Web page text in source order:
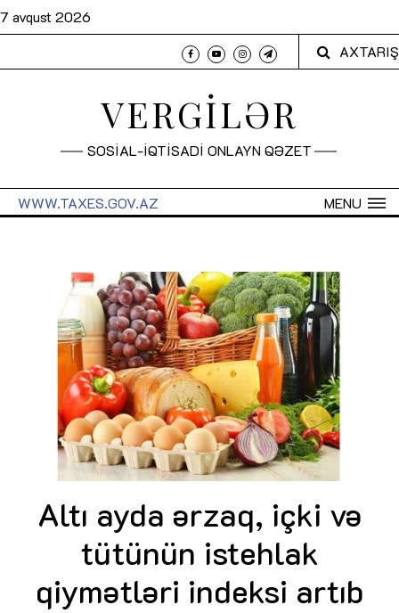
7 avqust 2026
AXTARIŞ
VERGİLƏR
SOSİAL-İQTİSADİ ONLAYN QƏZET
MENU
WWW.TAXES.GOV.AZ
Altı ayda ərzaq, içki və
tütünün istehlak
qiymətləri indeksi artıb